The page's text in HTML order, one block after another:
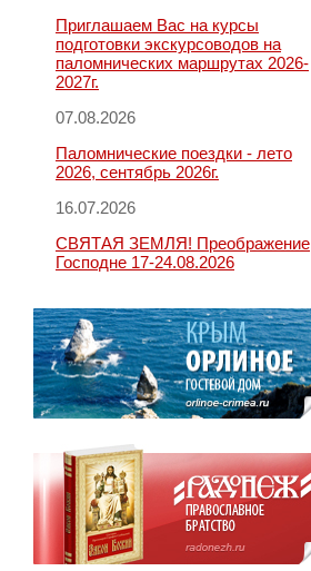
Приглашаем Вас на курсы
подготовки экскурсоводов на
паломнических маршрутах 2026-
2027г.
07.08.2026
Паломнические поездки - лето
2026, сентябрь 2026г.
16.07.2026
СВЯТАЯ ЗЕМЛЯ! Преображение
Господне 17-24.08.2026